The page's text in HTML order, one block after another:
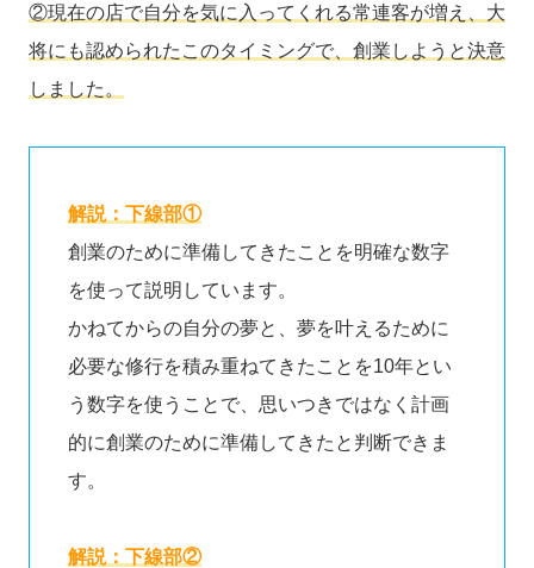
②現在の店で自分を気に入ってくれる常連客が増え、大
将にも認められたこのタイミングで、創業しようと決意
しました。
解説：下線部①
創業のために準備してきたことを明確な数字
を使って説明しています。
かねてからの自分の夢と、夢を叶えるために
必要な修行を積み重ねてきたことを10年とい
う数字を使うことで、思いつきではなく計画
的に創業のために準備してきたと判断できま
す。
解説：下線部②